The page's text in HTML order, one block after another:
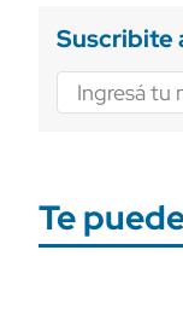
Suscribite
Te